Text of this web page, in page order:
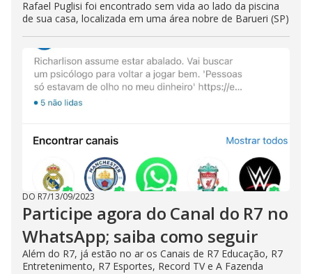
Rafael Puglisi foi encontrado sem vida ao lado da piscina
de sua casa, localizada em uma área nobre de Barueri (SP)
DO R7/13/09/2023
Participe agora do Canal do R7 no
WhatsApp; saiba como seguir
Além do R7, já estão no ar os Canais de R7 Educação, R7
Entretenimento, R7 Esportes, Record TV e A Fazenda